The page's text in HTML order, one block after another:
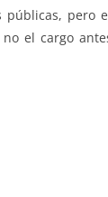
públicas, pero
el cargo